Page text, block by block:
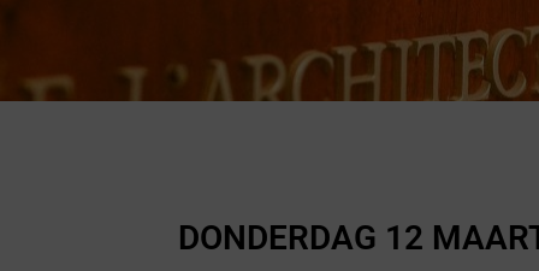
DONDERDAG 12